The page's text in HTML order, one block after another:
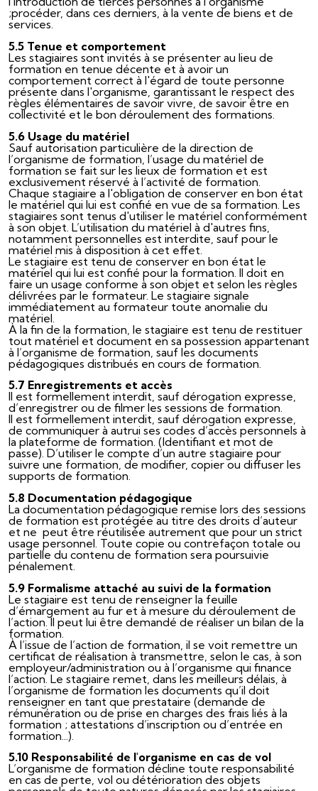
;procéder, dans ces derniers, à la vente de biens et de
services.
5.5 Tenue et comportement
Les stagiaires sont invités à se présenter au lieu de
formation en tenue décente et à avoir un
comportement correct à l'égard de toute personne
présente dans l'organisme, garantissant le respect des
règles élémentaires de savoir vivre, de savoir être en
collectivité et le bon déroulement des formations.
5.6 Usage du matériel
Sauf autorisation particulière de la direction de
l’organisme de formation, l’usage du matériel de
formation se fait sur les lieux de formation et est
exclusivement réservé à l’activité de formation.
Chaque stagiaire a l'obligation de conserver en bon état
le matériel qui lui est confié en vue de sa formation. Les
stagiaires sont tenus d'utiliser le matériel conformément
à son objet. L’utilisation du matériel à d'autres fins,
notamment personnelles est interdite, sauf pour le
matériel mis à disposition à cet effet.
Le stagiaire est tenu de conserver en bon état le
matériel qui lui est confié pour la formation. Il doit en
faire un usage conforme à son objet et selon les règles
délivrées par le formateur. Le stagiaire signale
immédiatement au formateur toute anomalie du
matériel.
À la fin de la formation, le stagiaire est tenu de restituer
tout matériel et document en sa possession appartenant
à l’organisme de formation, sauf les documents
pédagogiques distribués en cours de formation.
5.7 Enregistrements et accès
Il est formellement interdit, sauf dérogation expresse,
d’enregistrer ou de filmer les sessions de formation.
Il est formellement interdit, sauf dérogation expresse,
de communiquer à autrui ses codes d’accès personnels à
la plateforme de formation. (Identifiant et mot de
passe). D’utiliser le compte d’un autre stagiaire pour
suivre une formation, de modifier, copier ou diffuser les
supports de formation.
5.8 Documentation pédagogique
La documentation pédagogique remise lors des sessions
de formation est protégée au titre des droits d’auteur
et ne peut être réutilisée autrement que pour un strict
usage personnel. Toute copie ou contrefaçon totale ou
partielle du contenu de formation sera poursuivie
pénalement.
5.9 Formalisme attaché au suivi de la formation
Le stagiaire est tenu de renseigner la feuille
d’émargement au fur et à mesure du déroulement de
l’action. Il peut lui être demandé de réaliser un bilan de la
formation.
À l’issue de l’action de formation, il se voit remettre un
certificat de réalisation à transmettre, selon le cas, à son
employeur/administration ou à l’organisme qui finance
l’action. Le stagiaire remet, dans les meilleurs délais, à
l’organisme de formation les documents qu’il doit
renseigner en tant que prestataire (demande de
rémunération ou de prise en charges des frais liés à la
formation ; attestations d’inscription ou d’entrée en
formation...).
5.10 Responsabilité de l'organisme en cas de vol
L’organisme de formation décline toute responsabilité
en cas de perte, vol ou détérioration des objets